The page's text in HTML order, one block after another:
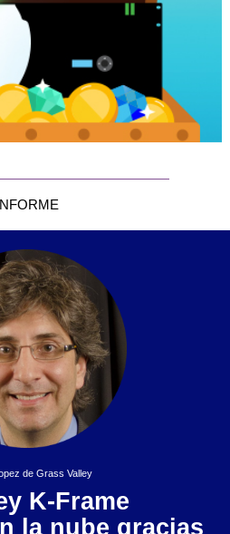
de Grass Valley
K-Frame
la nube gracias